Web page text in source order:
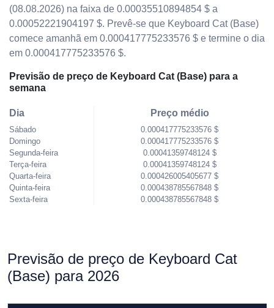
(08.08.2026) na faixa de 0.00035510894854 $ a
0.00052221904197 $. Prevê-se que Keyboard Cat (Base)
comece amanhã em 0.000417775233576 $ e termine o dia
em 0.000417775233576 $.
Previsão de preço de Keyboard Cat (Base) para a
semana
Dia
Sábado
Domingo
Segunda-feira
Terça-feira
Quarta-feira
Quinta-feira
Sexta-feira
Preço médio
0.000417775233576 $
0.000417775233576 $
0.00041359748124 $
0.00041359748124 $
0.000426005405677 $
0.000438785567848 $
0.000438785567848 $
Previsão de preço de Keyboard Cat
(Base) para 2026